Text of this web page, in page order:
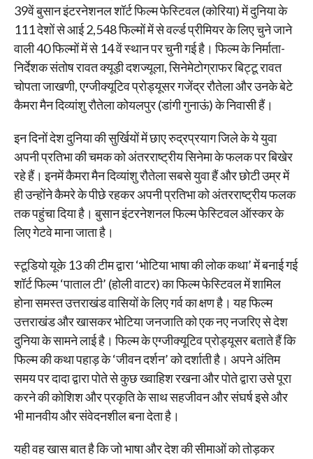
39वें बुसान इंटरनेशनल शॉर्ट फिल्म फेस्टिवल (कोरिया) में दुनिया के
111 देशों से आई 2,548 फिल्मों में से वर्ल्ड प्रीमियर के लिए चुने जाने
वाली 40 फिल्मों में से 14 वें स्थान पर चुनी गई है। फिल्म के निर्माता-
निर्देशक संतोष रावत क्यूड़ी दशज्यूला, सिनेमेटोग्राफर बिट्टू रावत
चोपता जाखणी, एग्जीक्यूटिव प्रोड्यूसर गजेंद्र रौतेला और उनके बेटे
कैमरा मैन दिव्यांशु रौतेला कोयलपुर (डांगी गुनाऊं) के निवासी हैं।
इन दिनों देश दुनिया की सुर्खियों में छाए रुद्रप्रयाग जिले के ये युवा
अपनी प्रतिभा की चमक को अंतरराष्ट्रीय सिनेमा के फलक पर बिखेर
रहे हैं। इनमें कैमरा मैन दिव्यांशु रौतेला सबसे युवा हैं और छोटी उम्र में
ही उन्होंने कैमरे के पीछे रहकर अपनी प्रतिभा को अंतरराष्ट्रीय फलक
तक पहुंचा दिया है। बुसान इंटरनेशनल फिल्म फेस्टिवल ऑस्कर के
लिए गेटवे माना जाता है।
स्टूडियो यूके 13 की टीम द्वारा ‘भोटिया भाषा की लोक कथा’ में बनाई गई
शॉर्ट फिल्म ‘पाताल टी’ (होली वाटर) का फिल्म फेस्टिवल में शामिल
होना समस्त उत्तराखंड वासियों के लिए गर्व का क्षण है। यह फिल्म
उत्तराखंड और खासकर भोटिया जनजाति को एक नए नजरिए से देश
दुनिया के सामने लाई है। फिल्म के एग्जीक्यूटिव प्रोड्यूसर बताते हैं कि
फिल्म की कथा पहाड़ के ‘जीवन दर्शन’ को दर्शाती है। अपने अंतिम
समय पर दादा द्वारा पोते से कुछ ख्वाहिश रखना और पोते द्वारा उसे पूरा
करने की कोशिश और प्रकृति के साथ सहजीवन और संघर्ष इसे और
भी मानवीय और संवेदनशील बना देता है।
यही वह खास बात है कि जो भाषा और देश की सीमाओं को तोड़कर